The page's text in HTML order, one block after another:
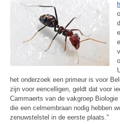
het onderzoek een primeur is voor
zijn voor eencelligen, geldt dat voor
Cammaerts van de vakgroep
die een celmembraan nodig hebben
zenuwstelstel in de eerste plaats."